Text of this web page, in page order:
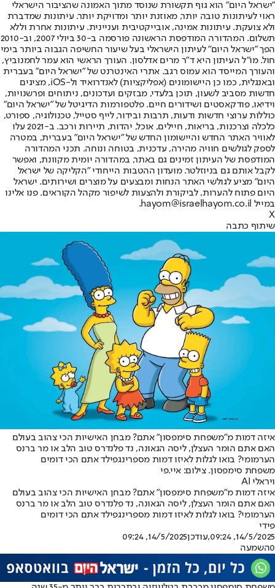
"ישראל היום" הוא גוף תקשורת שנוסד מתוך האמונה שהציבור הישראלי
ראוי לעיתונות טובה יותר, מאוזנת יותר ומדויקת יותר. עיתונות שמדברת
ולא צועקת. עיתונות אמינה, אובייקטיבית ועניינית. עיתונות אחרת וללא
תשלום. המהדורה המודפסת הראשונה פורסמה ב-30 ביולי 2007, וב-2010
הפך "ישראל היום" לעיתון הישראלי בעל שיעור החשיפה הגבוה ביותר בימי
חול. מו"ל העיתון היא ד"ר מרים אדלסון. העורך הראשי הוא עמר לחמנוביץ,
והעורך המייסד הוא עמוס רגב. אתרי האינטרנט של "ישראל היום" בעברית
ובאנגלית, כמו כן היישומונים (אפליקציות) לאנדרואיד ול-iOS, מציגים
חדשות מסביב לשעון, תוכן בלעדי, מבזקים ועדכונים, ניתוחים ופרשנויות,
וידיאו, פודקאסטים ושידורים חיים. פלטפורמות הדיגיטל של "ישראל היום"
כוללות ערוצי חדשות ודעות, תרבות ובידור, לייף סטייל, טכנולוגיה, ספורט,
כלכלה וצרכנות, בריאות, חיילים, אוכל, יהדות, תיירות ורכב. ב-2021 עלו
לאוויר האתר החדש והיישומון החדש של "ישראל היום" בעברית, במטרה
לספק לגולשים חוויה מהירה, עדכנית, בטוחה ונוחה. תכני המהדורה
המודפסת של העיתון זמינים גם באתר, במהדורה יומית מקוונת, ואפשר
לקבל אותם גם בניוזלטר. מועדון ההטבות הייחודי "הקליקה של ישראל
היום" מציע לגולשי האתר הנחות ומבצעים על מוצרים ושירותים. ישראל
היום פתוח להערות, לביקורת ולהצעות לשיפור מקהל הקוראים. פנו אלינו
במייל hayom@israelhayom.co.il.
X
שיתוף כתבה
איזה דמות מ"משפחת סימפסון" אתם? מבחן האישיות הכי צהוב בעולם
האם אתם הומר העצלן, ליסה הגאונה, נד פלנדרס טוב הלב או מר ברנס
הערמומי? בואו לגלות לאיזו דמות מספרינגפילד אתם הכי דומים
משפחת סימפסון. צילום: איי.פי
ויראלי AI
איזה דמות מ"משפחת סימפסון" אתם? מבחן האישיות הכי צהוב בעולם
האם אתם הומר העצלן, ליסה הגאונה, נד פלנדרס טוב הלב או מר ברנס
הערמומי? בואו לגלות לאיזו דמות מספרינגפילד אתם הכי דומים
פידי
14/5/2025, 09:24
,עודכן14/5/2025, 09:24
0השמעה